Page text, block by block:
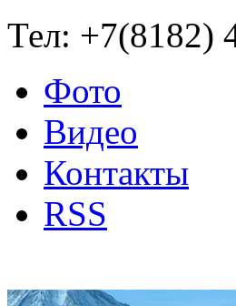
Тел: +7(8182)
Фото
Видео
Контакты
RSS